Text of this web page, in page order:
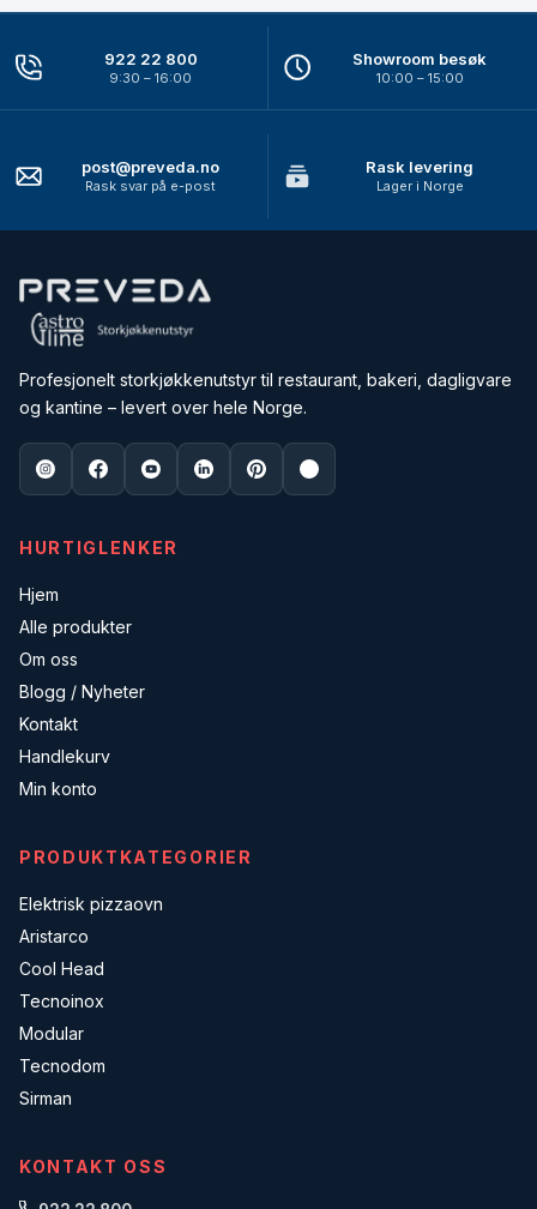
922 22 800
9:30 – 16:00
Showroom besøk
10:00 – 15:00
post@preveda.no
Rask svar på e-post
Rask levering
Lager i Norge
Profesjonelt storkjøkkenutstyr til restaurant, bakeri, dagligvare
og kantine – levert over hele Norge.
HURTIGLENKER
Hjem
Alle produkter
Om oss
Blogg / Nyheter
Kontakt
Handlekurv
Min konto
PRODUKTKATEGORIER
Elektrisk pizzaovn
Aristarco
Cool Head
Tecnoinox
Modular
Tecnodom
Sirman
KONTAKT OSS